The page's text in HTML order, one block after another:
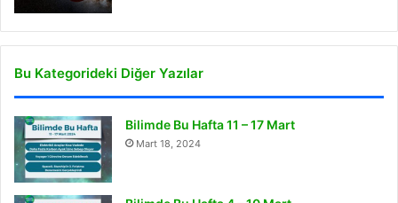
Bu Kategorideki Diğer Yazılar
Bilimde Bu Hafta 11 – 17 Mart
Mart 18, 2024